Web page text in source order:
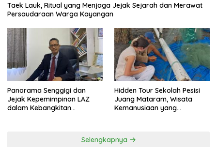
Taek Lauk, Ritual yang Menjaga Jejak Sejarah dan Merawat
Persaudaraan Warga Kayangan
Panorama Senggigi dan
Jejak Kepemimpinan LAZ
dalam Kebangkitan
Hidden Tour Sekolah Pesisi
Juang Mataram, Wisata
Kemanusiaan yang
Selengkapnya